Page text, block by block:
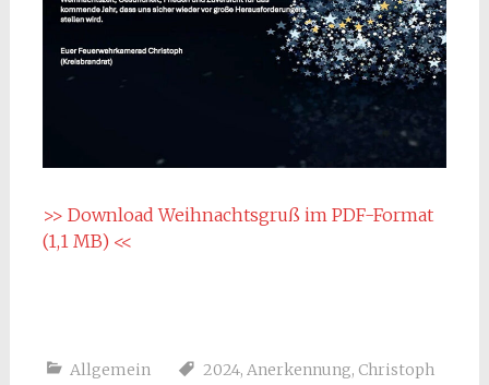
>> Download Weihnachtsgruß im PDF-Format
(1,1 MB) <<
Allgemein 2024, Anerkennung, Christoph